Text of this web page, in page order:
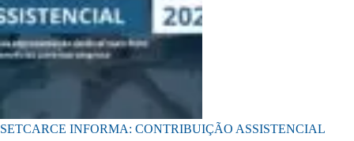
SETCARCE INFORMA: CONTRIBUIÇÃO ASSISTENCIAL